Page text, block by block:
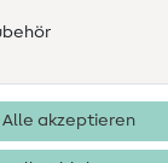
Alle akzeptieren